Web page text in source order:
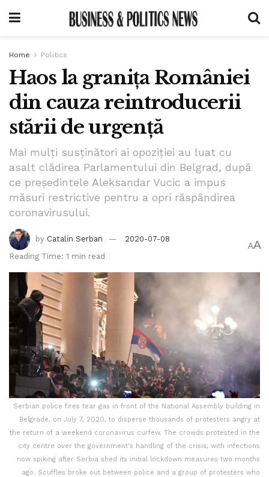
Home Politics
Haos la granița României
din cauza reintroducerii
stării de urgență
Mai mulți susţinători ai opoziţiei au luat cu
asalt clădirea Parlamentului din Belgrad, după
ce preşedintele Aleksandar Vucic a impus
măsuri restrictive pentru a opri răspândirea
coronavirusului.
by Catalin Serban
2020-07-08
Reading Time: 1 min read
AA
Serbian police fires tear gas in front of the National Assembly building in
Belgrade, on July 7, 2020, to disperse thousands of protesters angry at
the return of a weekend coronavirus curfew. The crowds protested in the
city centre over the government's handling of the crisis, with infections
now spiking after Serbia shed its initial lockdown measures two months
ago. Scuffles broke out between police and a group of protesters who